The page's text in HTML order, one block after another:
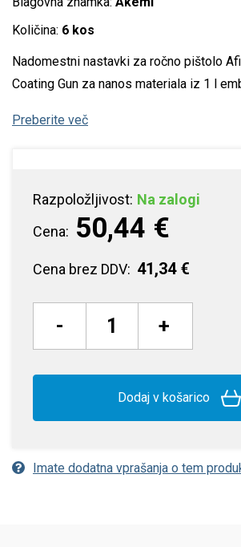
Količina: 6 kos
Nadomestni nastavki za ročno pištolo
Coating Gun za nanos materiala iz 1 l
Preberite več
Razpoložljivost: Na zalogi
Cena: 50,44 €
Cena brez DDV: 41,34 €
- +
Dodaj v košarico
Imate dodatna vprašanja o tem